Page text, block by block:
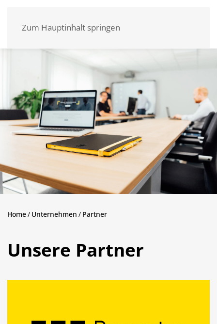
Zum Hauptinhalt springen
Home Unternehmen Partner
Unsere Partner